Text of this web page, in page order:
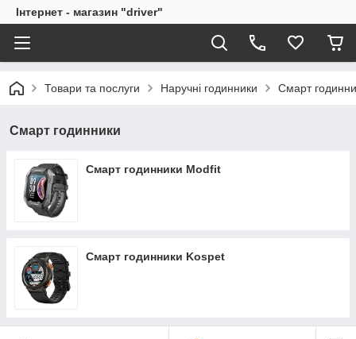
Інтернет - магазин "driver"
Товари та послуги Наручні годинники Смарт
Смарт годинники
Смарт годинники Modfit
Смарт годинники Kospet